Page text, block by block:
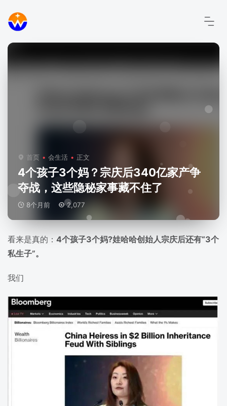
首页 会生活 正文
4个孩子3个妈？宗庆后340亿家产争
夺战，这些隐秘家事藏不住了
8个月前 2,077
看来是真的： 4个孩子3个妈?娃哈哈创始人宗庆后还有“3个
私生子”。
我们